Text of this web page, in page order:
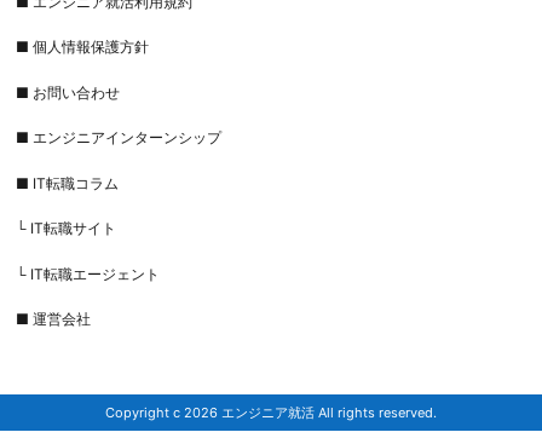
■ 個人情報保護方針
■ お問い合わせ
■ エンジニアインターンシップ
■ IT転職コラム
└ IT転職サイト
└ IT転職エージェント
■ 運営会社
Copyright c 2026 エンジニア就活 All rights reserved.